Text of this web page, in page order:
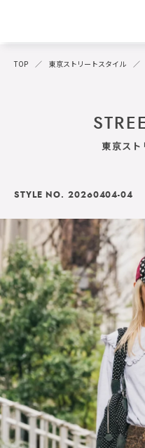
TOP 東京ストリートスタイル
東京スト
STYLE NO. 20260404-04